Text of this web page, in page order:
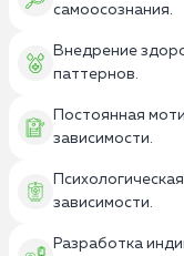
самоосознания.
Внедрение
паттернов.
Постоянная
зависимости.
зависимости.
Разработка